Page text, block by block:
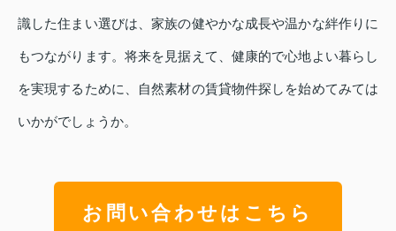
識した住まい選びは、家族の健やかな成長や温かな絆作りに
もつながります。将来を見据えて、健康的で心地よい暮らし
を実現するために、自然素材の賃貸物件探しを始めてみては
いかがでしょうか。
お問い合わせはこちら